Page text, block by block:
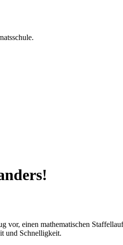
einen mathematischen
und Schnelligkeit.